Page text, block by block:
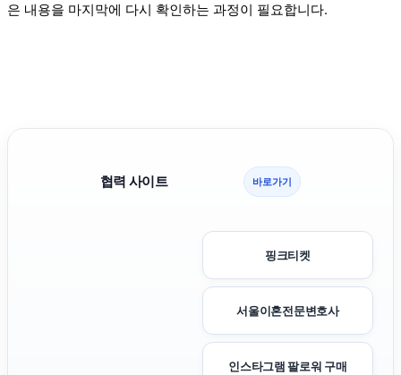
은 내용을 마지막에 다시 확인하는 과정이 필요합니다.
협력 사이트 바로가기
핑크티켓
서울이혼전문변호사
인스타그램 팔로워 구매